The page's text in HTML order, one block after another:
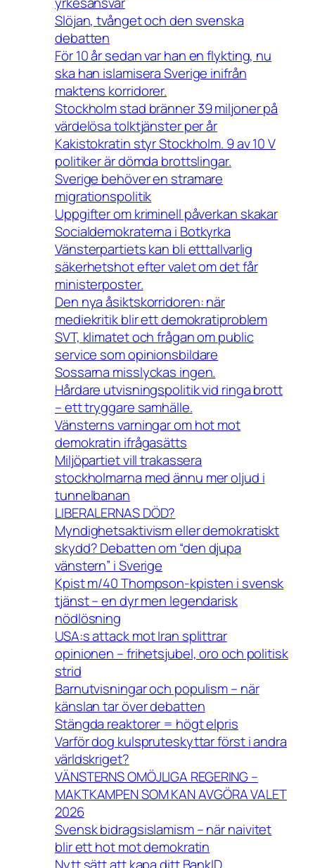
Slöjan, tvånget och den svenska
debatten
För 10 år sedan var han en flykting, nu
ska han islamisera Sverige inifrån
maktens korridorer.
Stockholm stad bränner 39 miljoner på
värdelösa tolktjänster per år
Kakistokratin styr Stockholm. 9 av 10 V
politiker är dömda brottslingar.
Sverige behöver en stramare
migrationspolitik
Uppgifter om kriminell påverkan skakar
Socialdemokraterna i Botkyrka
Vänsterpartiets kan bli etttallvarlig
säkerhetshot efter valet om det får
ministerposter.
Den nya åsiktskorridoren: när
mediekritik blir ett demokratiproblem
SVT, klimatet och frågan om public
service som opinionsbildare
Sossarna misslyckas ingen.
Hårdare utvisningspolitik vid ringa brott
– ett tryggare samhälle.
Vänsterns varningar om hot mot
demokratin ifrågasätts
Miljöpartiet vill trakassera
stockholmarna med ännu mer oljud i
tunnelbanan
LIBERALERNAS DÖD?
Myndighetsaktivism eller demokratiskt
skydd? Debatten om “den djupa
vänstern” i Sverige
Kpist m/40 Thompson-kpisten i svensk
tjänst – en dyr men legendarisk
nödlösning
USA:s attack mot Iran splittrar
opinionen – frihetsjubel, oro och politisk
strid
Barnutvisningar och populism – när
känslan tar över debatten
Stängda reaktorer = högt elpris
Varför dog kulspruteskyttar först i andra
världskriget?
VÄNSTERNS OMÖJLIGA REGERING –
MAKTKAMPEN SOM KAN AVGÖRA VALET
2026
Svensk bidragsislamism – när naivitet
blir ett hot mot demokratin
Nytt sätt att kapa ditt BankID